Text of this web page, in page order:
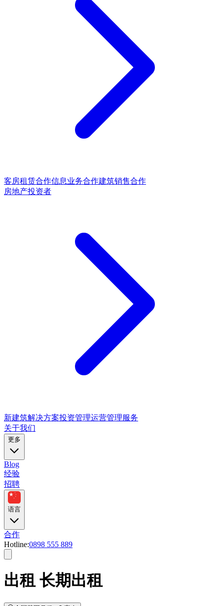
客房租赁合作信息业务合作建筑销售合作
房地产投资者
新建筑解决方案投资管理运营管理服务
关于我们
更多
Blog
经验
招聘
语言
合作
Hotline:0898 555 889
出租 长期出租